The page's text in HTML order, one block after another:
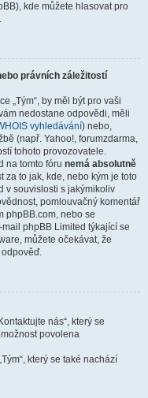
kde můžete hlasovat pro
právních záležitostí
„Tým“, by měl být pro vaši
nedostane odpovědi, měli
vyhledávání) nebo,
(např. Yahoo!, forumzdarma,
tohoto provozovatele.
na tomto fóru nemá absolutně
za to jak, kde, nebo kým je toto
v souvislosti s jakýmikoliv
pomlouvačný komentář
phpBB.com, nebo se
phpBB Limited týkající se
můžete očekávat, že
nás“, který se
povolena
který se také nachází